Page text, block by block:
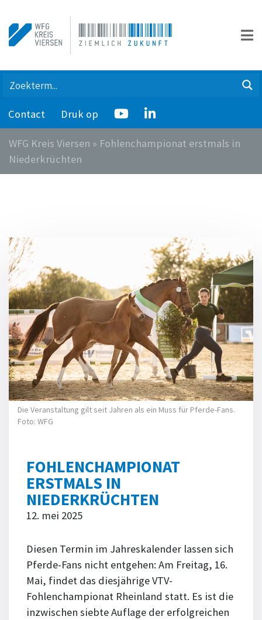
Contact Druk op
WFG Kreis Viersen » Fohlenchampionat erstmals in
Niederkrüchten
Die Veranstaltung gilt seit Jahren als ein Muss für Pferde-Fans.
Foto: WFG
FOHLENCHAMPIONAT
ERSTMALS IN
NIEDERKRÜCHTEN
12. mei 2025
Diesen Termin im Jahreskalender lassen sich
Pferde-Fans nicht entgehen: Am Freitag, 16.
Mai, findet das diesjährige VTV-
Fohlenchampionat Rheinland statt. Es ist die
inzwischen siebte Auflage der erfolgreichen